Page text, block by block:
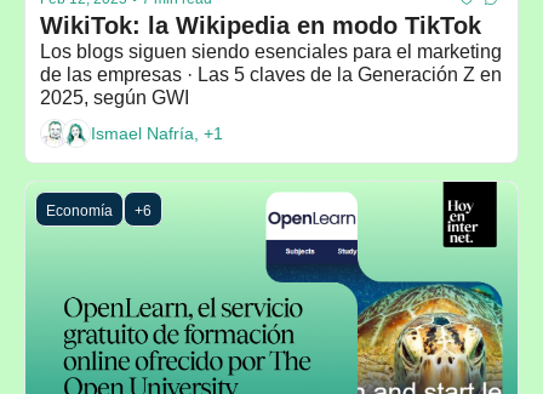
WikiTok: la Wikipedia en modo TikTok
Los blogs siguen siendo esenciales para el marketing
de las empresas · Las 5 claves de la Generación Z en
2025, según GWI
Ismael Nafría, +1
Economía +6